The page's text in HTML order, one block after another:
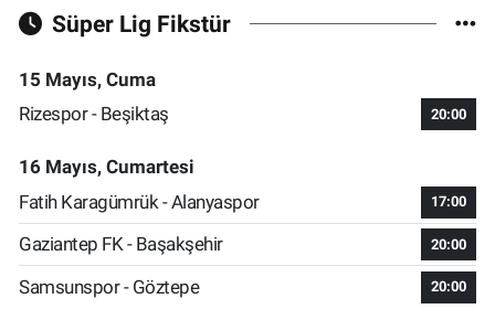
Süper Lig Fikstür
15 Mayıs, Cuma
Rizespor - Beşiktaş
20:00
16 Mayıs, Cumartesi
Fatih Karagümrük - Alanyaspor
17:00
Gaziantep FK - Başakşehir 20:00
Samsunspor - Göztepe 20:00